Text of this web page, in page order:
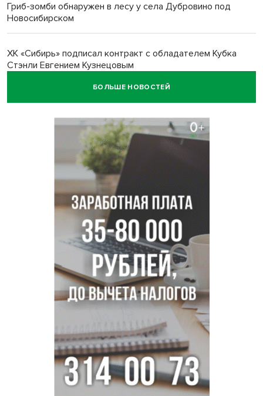
Гриб-зомби обнаружен в лесу у села Дубровино под
Новосибирском
ХК «Сибирь» подписал контракт с обладателем Кубка
Стэнли Евгением Кузнецовым
Отправил инвалида на СВО и получил его «посмертные»
Андрей Травников поздравил новосибирцев с
юбилейным Днем строителя
Ученики новосибирского лицея победили в
Международной олимпиаде по ИИ
Остановку электричек о.п. Радуга Сибири начали строить
БОЛЬШЕ НОВОСТЕЙ